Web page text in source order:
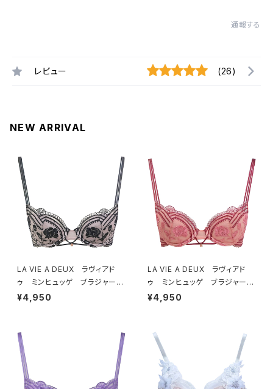
通報する
レビュー (26)
NEW ARRIVAL
LA VIE A DEUX ラヴィアド
ゥ ミンヒュッゲ ブラジャー
（ブラック）BRA BLACK 2249
¥4,950
LA VIE A DEUX ラヴィアド
ゥ ミンヒュッゲ ブラジャー
（ヒュッゲオレンジ）BRA HYGG
¥4,950